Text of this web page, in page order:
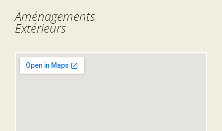
Aménagements
Extérieurs